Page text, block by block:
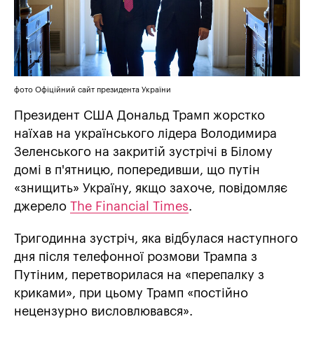
фото Офіційний сайт президента України
Президент США Дональд Трамп жорстко
наїхав на українського лідера Володимира
Зеленського на закритій зустрічі в Білому
домі в п'ятницю, попередивши, що путін
«знищить» Україну, якщо захоче, повідомляє
джерело The Financial Times.
Тригодинна зустріч, яка відбулася наступного
дня після телефонної розмови Трампа з
Путіним, перетворилася на «перепалку з
криками», при цьому Трамп «постійно
нецензурно висловлювався».